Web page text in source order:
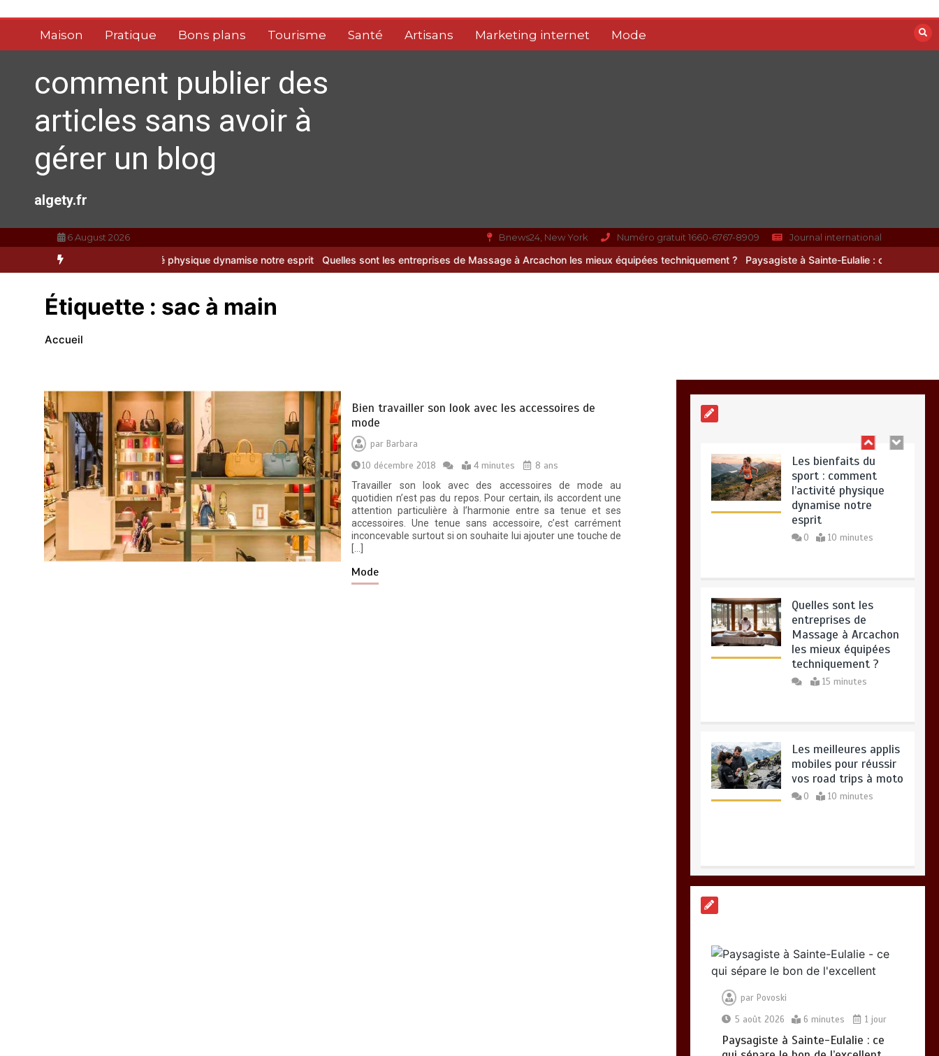
contenuMaison Pratique Bons plans Tourisme Santé Artisans Marketing internet Mode
comment publier des
articles sans avoir à
gérer un blog
algety.fr
6 August 2026 Bnews24, New York Numéro gratuit 1660-6767-8909 Journal international
comment l’activité physique dynamise notre esprit Quelles sont les entreprises de Massage à Arcachon les mieux équipées techniquement ? Paysagiste à Sainte-Eulalie : ce qui sépare le bon de
Étiquette : sac à main
Accueil
Bien travailler son look avec les accessoires de
mode
parBarbara
10 décembre 2018
4 minutes
8 ans
Travailler son look avec des accessoires de mode au
quotidien n’est pas du repos. Pour certain, ils accordent une
attention particulière à l’harmonie entre sa tenue et ses
accessoires. Une tenue sans accessoire, c’est carrément
inconcevable surtout si on souhaite lui ajouter une touche de
[…]
Mode
Les bienfaits du
sport : comment
l’activité physique
dynamise notre
esprit
0 10 minutes
Quelles sont les
entreprises de
Massage à Arcachon
les mieux équipées
techniquement ?
15 minutes
Les meilleures applis
mobiles pour réussir
vos road trips à moto
0 10 minutes
Les bienfaits du
sport : comment
par Povoski
5 août 2026
6 minutes 1 jour
Paysagiste à Sainte-Eulalie : ce